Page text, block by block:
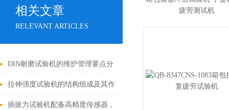
相关文章
RELEVANT ARTICLES
DIN耐磨试验机的维护管理要点分
享
拉伸强度试验机的结构组成及其作
用
插拔力试验机配备高精度传感器，
疲劳测试机